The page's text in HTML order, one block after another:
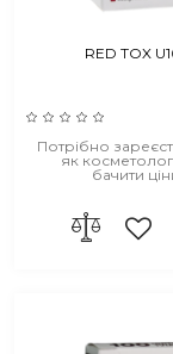
RED TOX
Потрібно
як
бачити